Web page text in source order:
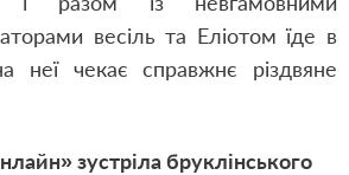
весіль та Еліотом їде в
чекає справжнє різдвяне
зустріла бруклінського